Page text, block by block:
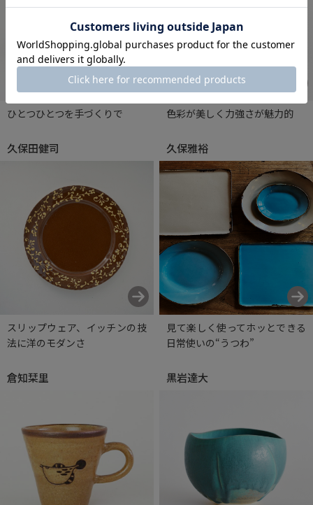
ひとつひとつを手づくりで 色彩が美しく力強さが魅力的
久保田健司
スリップウェア、イッチンの技
法に洋のモダンさ
久保雅裕
見て楽しく使ってホッとできる
日常使いの“うつわ”
倉知栞里 黒岩達大